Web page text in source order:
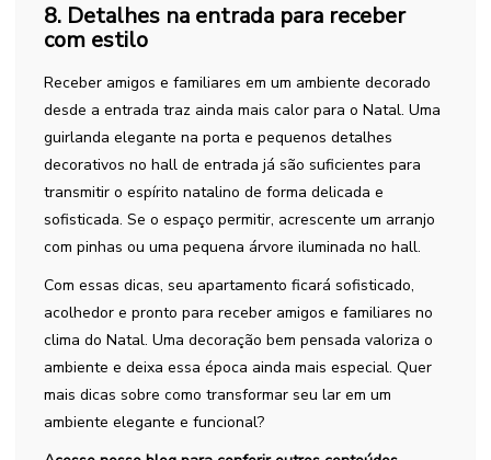
8. Detalhes na entrada para receber
com estilo
Receber amigos e familiares em um ambiente decorado
desde a entrada traz ainda mais calor para o Natal. Uma
guirlanda elegante na porta e pequenos detalhes
decorativos no hall de entrada já são suficientes para
transmitir o espírito natalino de forma delicada e
sofisticada. Se o espaço permitir, acrescente um arranjo
com pinhas ou uma pequena árvore iluminada no hall.
Com essas dicas, seu apartamento ficará sofisticado,
acolhedor e pronto para receber amigos e familiares no
clima do Natal. Uma decoração bem pensada valoriza o
ambiente e deixa essa época ainda mais especial. Quer
mais dicas sobre como transformar seu lar em um
ambiente elegante e funcional?